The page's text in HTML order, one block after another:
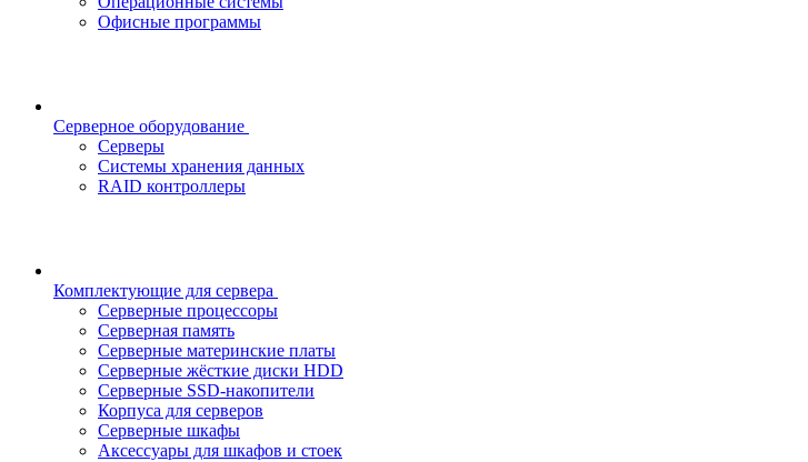
Офисные программы
Серверное оборудование
Серверы
Системы хранения данных
RAID контроллеры
Комплектующие для сервера
Серверные процессоры
Серверная память
Серверные материнские платы
Серверные жёсткие диски HDD
Серверные SSD-накопители
Корпуса для серверов
Серверные шкафы
Аксессуары для шкафов и стоек